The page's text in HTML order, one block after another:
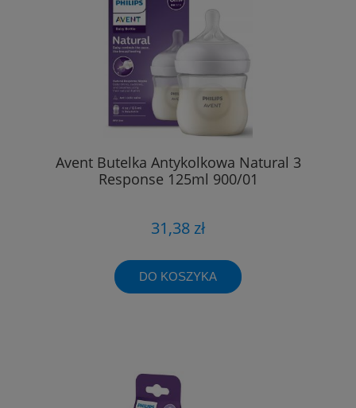
Avent Butelka Antykolkowa Natural 3
Response 125ml 900/01
31,38 zł
DO KOSZYKA